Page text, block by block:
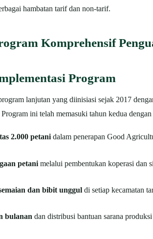
hambatan tarif dan non-tarif.
Komprehensif
Program
lanjutan yang diinisiasi sejak 2017
ini telah memasuki tahun kedua
2.000 petanidalam penerapan Good
petani melalui pembentukan koperasi dan
dan bibit unggul di setiap kecamatan
bulanan dan distribusi bantuan sarana produksi